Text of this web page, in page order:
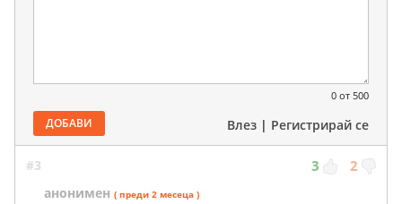
0 от 500
ДОБАВИ Влез | Регистрирай се
#3 3 2
анонимен ( преди 2 месеца )